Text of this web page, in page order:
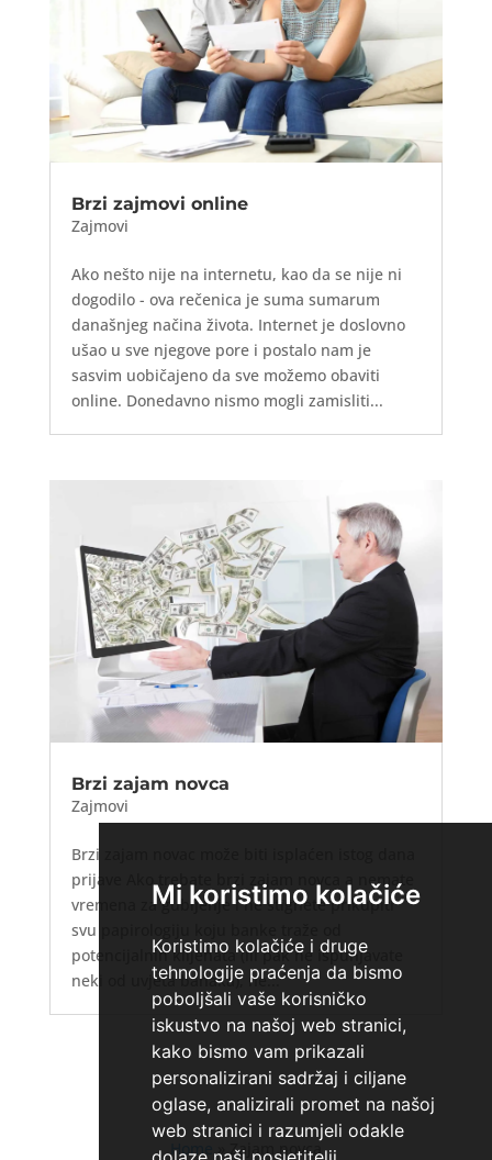
Mi koristimo kolačiće
Koristimo kolačiće i druge
tehnologije praćenja da bismo
poboljšali vaše korisničko
iskustvo na našoj web stranici,
kako bismo vam prikazali
personalizirani sadržaj i ciljane
oglase, analizirali promet na našoj
web stranici i razumjeli odakle
Brzi zajmovi online
Zajmovi
Ako nešto nije na internetu, kao da se nije ni
dogodilo - ova rečenica je suma sumarum
današnjeg načina života. Internet je doslovno
ušao u sve njegove pore i postalo nam je
sasvim uobičajeno da sve možemo obaviti
online. Donedavno nismo mogli zamisliti...
Brzi zajam novca
Zajmovi
Brzi zajam novac može biti isplaćen istog dana
prijave Ako trebate brzi zajam novca a nemate
vremena za gubljenje i ne stignete prikupiti
svu papirologiju koju banke traže od
potencijalnih klijenata (ili pak ne ispunjavate
neki od uvjeta banaka), ne...
Home »Zajam novca